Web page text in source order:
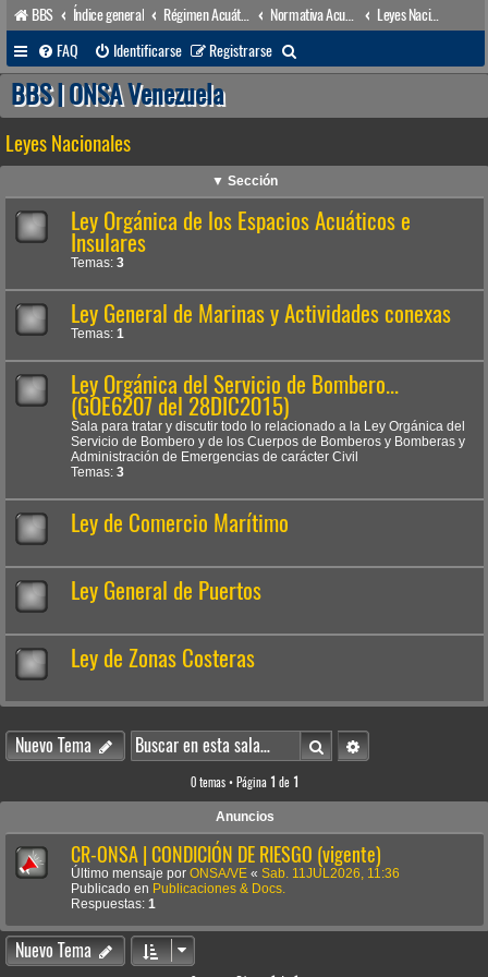
BBS Índice general
Leyes Nacionales
FAQ
Identificarse Registrarse
u
a
r
BBS | ONSA Venezuela
Leyes Nacionales
▼ Sección
Ley Orgánica de los Espacios Acuáticos e
Insulares
Temas: 3
Ley General de Marinas y Actividades conexas
Temas: 1
Ley Orgánica del Servicio de Bombero...
(GOE6207 del 28DIC2015)
Sala para tratar y discutir todo lo relacionado a la Ley Orgánica del
Servicio de Bombero y de los Cuerpos de Bomberos y Bomberas y
Administración de Emergencias de carácter Civil
Temas: 3
Ley de Comercio Marítimo
Ley General de Puertos
Ley de Zonas Costeras
Nuevo Tema BuscarBúsqueda avanzada
0 temas • Página 1 de 1
Anuncios
CR-ONSA | CONDICIÓN DE RIESGO (vigente)
Último mensaje por ONSA/VE « Sab. 11JUL2026, 11:36
Publicado en Publicaciones & Docs.
Respuestas: 1
Nuevo Tema